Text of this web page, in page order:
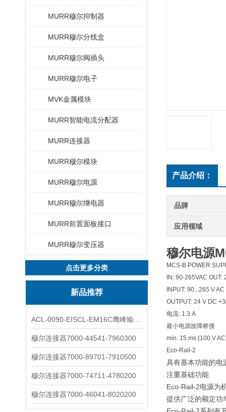
MURR穆尔抑制器
MURR穆尔分线盒
MURR穆尔阀插头
MURR穆尔电子
MVK金属模块
MURR智能电流分配器
MURR连接器
MURR穆尔模块
MURR穆尔电源
MURR穆尔继电器
MURR前置面板接口
MURR穆尔变压器
点击更多分类
新品推荐
穆尔连接器7000-44541-7960300
穆尔连接器7000-89701-7910500
穆尔连接器7000-74711-4780200
穆尔连接器7000-46041-8020200
产品介绍：
品牌
应用领域
穆尔电源
MCS-B POWER
IN: 90-265VAC OUT:
INPUT: 90...265 V AC
OUTPUT: 24 V DC
电流: 1.3 A
最小电源故障桥接
min. 15 ms (100 V
Eco-Rail-2
具有基本功能的电
注重基础功能
Eco-Rail-2电源为
提供广泛的额定功